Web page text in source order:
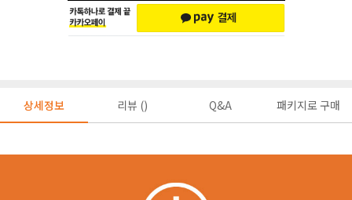
상세정보 리뷰 () Q&A 패키지로 구매